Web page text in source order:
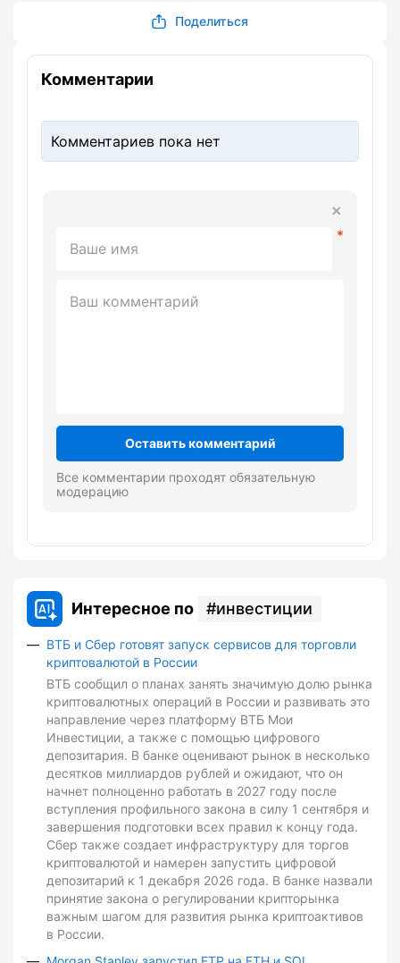
Поделиться
Комментарии
Комментариев пока нет
Оставить комментарий
Все комментарии проходят обязательную
модерацию
Интересное по инвестиции
ВТБ и Сбер готовят запуск сервисов для торговли
криптовалютой в России
ВТБ сообщил о планах занять значимую долю рынка
криптовалютных операций в России и развивать это
направление через платформу ВТБ Мои
Инвестиции, а также с помощью цифрового
депозитария. В банке оценивают рынок в несколько
десятков миллиардов рублей и ожидают, что он
начнет полноценно работать в 2027 году после
вступления профильного закона в силу 1 сентября и
завершения подготовки всех правил к концу года.
Сбер также создает инфраструктуру для торгов
криптовалютой и намерен запустить цифровой
депозитарий к 1 декабря 2026 года. В банке назвали
принятие закона о регулировании крипторынка
важным шагом для развития рынка криптоактивов
в России.